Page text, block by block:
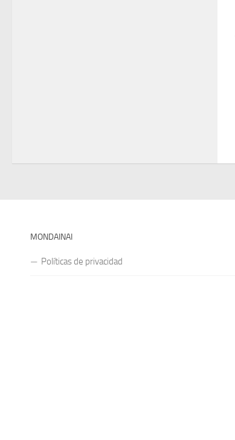
MONDAINAI
Políticas de privacidad